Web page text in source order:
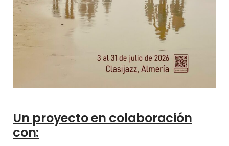
Un proyecto en colaboración
con: